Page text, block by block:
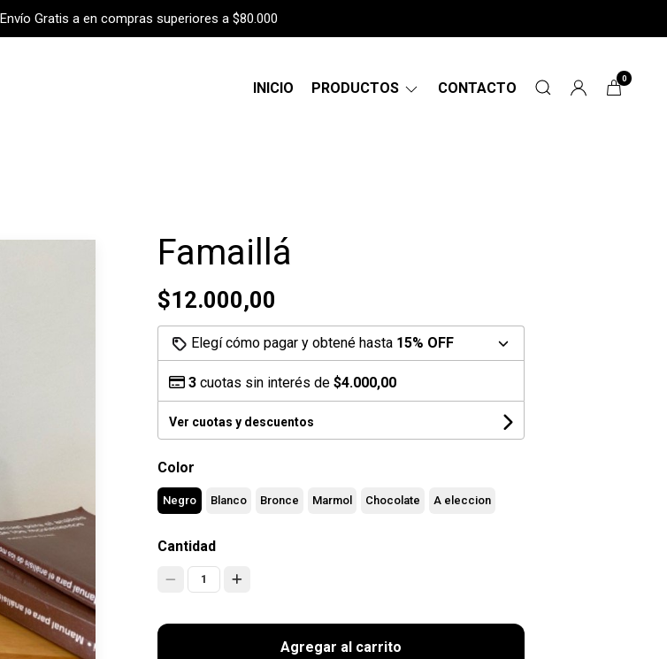
Gratis a en compras superiores a $80.000
INICIO PRODUCTOS CONTACTO
0
Famaillá
$12.000,00
Elegí cómo pagar y obtené hasta 15% OFF
3cuotas sin interés de $4.000,00
Ver cuotas y descuentos
Color
Negro Blanco Bronce Marmol Chocolate A eleccion
Cantidad
1
Agregar al carrito